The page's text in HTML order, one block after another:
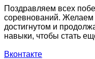
Поздравляем всех
соревнований. Желаем
достигнутом и
навыки, чтобы стать
Вконтакте